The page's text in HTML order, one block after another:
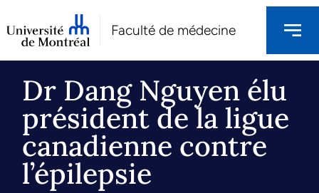
Faculté de médecine
Dr Dang Nguyen élu
président de la ligue
canadienne contre
l’épilepsie